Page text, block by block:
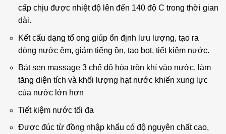
cấp chịu được nhiệt độ lên đến 140 độ C trong thời gian
dài.
Kết cấu dạng tổ ong giúp ổn định lưu lượng, tạo ra
dòng nước êm, giảm tiếng ồn, tạo bọt, tiết kiệm nước.
Bát sen massage 3 chế độ hòa trộn khí vào nước, làm
tăng diện tích và khối lượng hạt nước khiến xung lực
của nước lớn hơn
Tiết kiệm nước tối đa
Được đúc từ đồng nhập khẩu có độ nguyên chất cao,